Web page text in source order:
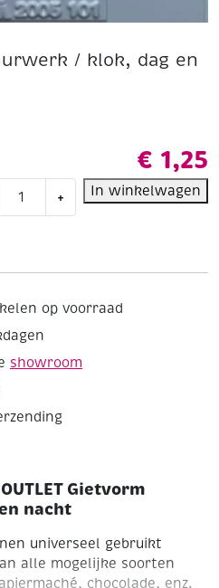
/ klok, dag en
€ 1,25
+ In winkelwagen
op voorraad
showroom
Gietvorm
nacht
universeel gebruikt
alle mogelijke soorten
chocolade, enz.